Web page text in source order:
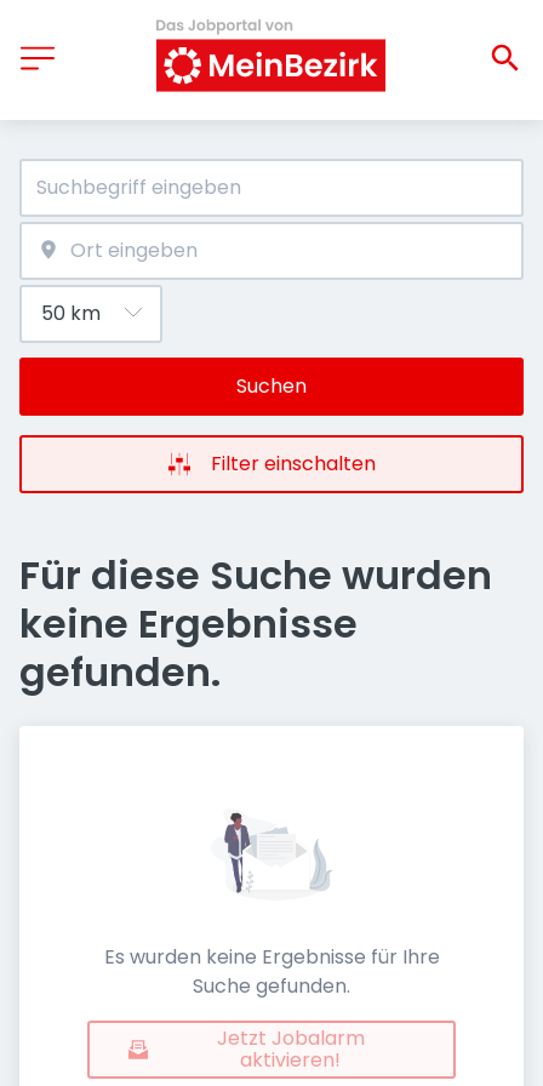
Suchen
Filter einschalten
Für diese Suche wurden
keine Ergebnisse
gefunden.
Es wurden keine Ergebnisse für Ihre
Suche gefunden.
Jetzt Jobalarm
aktivieren!